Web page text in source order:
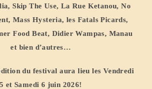
Skip The Use, La Rue Ketanou, No
Mass Hysteria, les Fatals Picards,
Food Beat, Didier Wampas, Manau
et bien d’autres…
du festival aura lieu les Vendredi
5 et Samedi 6 juin 2026!